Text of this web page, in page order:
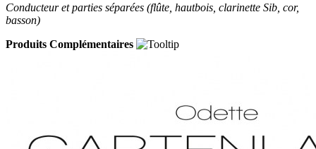
Conducteur et parties séparées (flûte, hautbois, clarinette Sib, cor,
basson)
Produits Complémentaires